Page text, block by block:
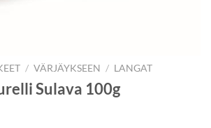
/ VÄRJÄYKSEEN / LANGAT
Sulava 100g